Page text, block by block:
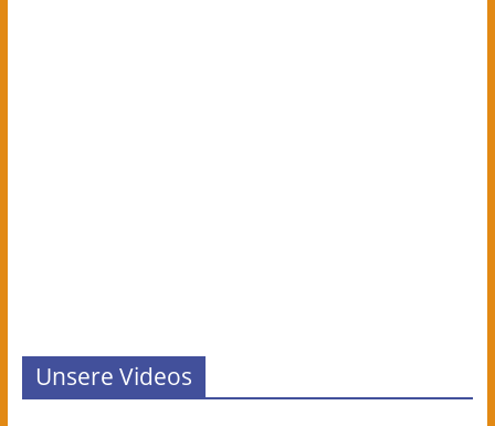
Unsere Videos